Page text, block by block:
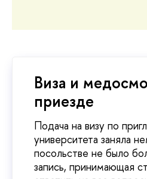
Виза и
приезде
Подача на визу по
университета заняла
посольстве не было
запись, принимающая